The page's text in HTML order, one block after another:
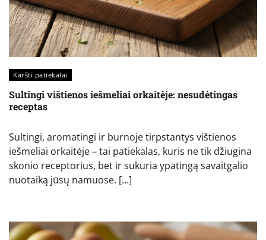
Karšti patiekalai
Sultingi vištienos iešmeliai orkaitėje: nesudėtingas
receptas
Sultingi, aromatingi ir burnoje tirpstantys vištienos
iešmeliai orkaitėje – tai patiekalas, kuris ne tik džiugina
skonio receptorius, bet ir sukuria ypatingą savaitgalio
nuotaiką jūsų namuose. […]